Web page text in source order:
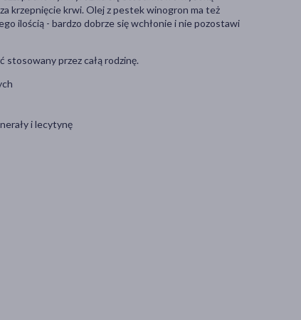
krzepnięcie krwi. Olej z pestek winogron ma też
ilością - bardzo dobrze się wchłonie i nie pozostawi
przez całą rodzinę.
i lecytynę